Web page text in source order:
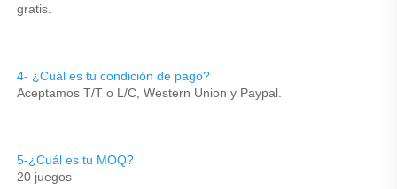
gratis.
4- ¿Cuál es tu condición de pago?
Aceptamos T/T o L/C, Western Union y Paypal.
5-¿Cuál es tu MOQ?
20 juegos